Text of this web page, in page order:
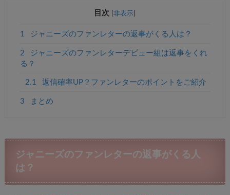
目次 [非表示
1 ジャニーズのファンレターの返事がくる人は？
2
ジャニーズのファンレターデビュー組は返事をくれ
る？
2.1 返信確率UP？ファンレターのポイントをご紹介
3 まとめ
ジャニーズのファンレターの返事がくる人
は？